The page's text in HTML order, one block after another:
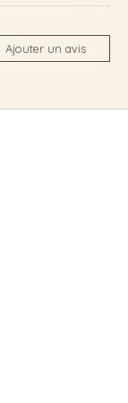
Ajouter un avis